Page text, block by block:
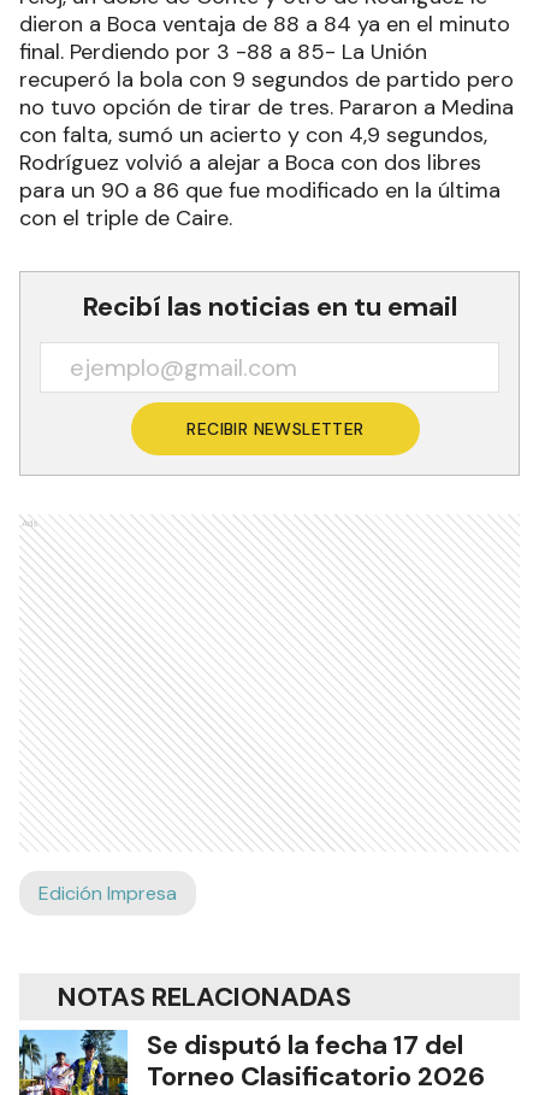
dieron a Boca ventaja de 88 a 84 ya en el minuto
final. Perdiendo por 3 -88 a 85- La Unión
recuperó la bola con 9 segundos de partido pero
no tuvo opción de tirar de tres. Pararon a Medina
con falta, sumó un acierto y con 4,9 segundos,
Rodríguez volvió a alejar a Boca con dos libres
para un 90 a 86 que fue modificado en la última
con el triple de Caire.
Recibí las noticias en tu email
RECIBIR NEWSLETTER
Ads
Edición Impresa
NOTAS RELACIONADAS
Se disputó la fecha 17 del
Torneo Clasificatorio 2026